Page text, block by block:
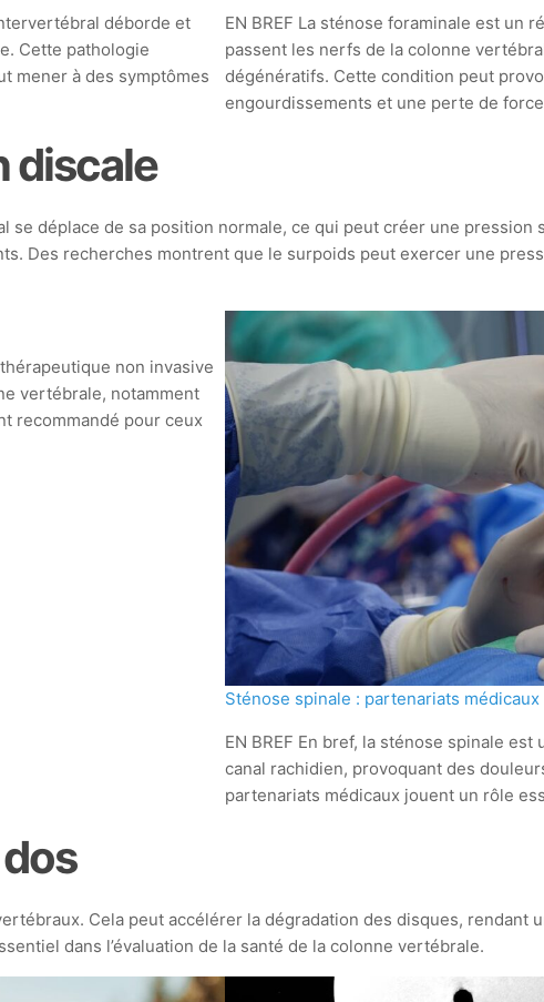
déborde et
Cette pathologie
mener à des symptômes
EN BREF La sténose foraminale est un
passent les nerfs de la colonne
dégénératifs. Cette condition peut
engourdissements et une perte de
discale
déplace de sa position normale, ce qui peut créer une pression
Des recherches montrent que le surpoids peut exercer une
non invasive
vertébrale, notamment
recommandé pour ceux
Sténose spinale : partenariats médicaux
EN BREF En bref, la sténose spinale
canal rachidien, provoquant des
partenariats médicaux jouent un rôle
Cela peut accélérer la dégradation des disques, rendant
dans l’évaluation de la santé de la colonne vertébrale.